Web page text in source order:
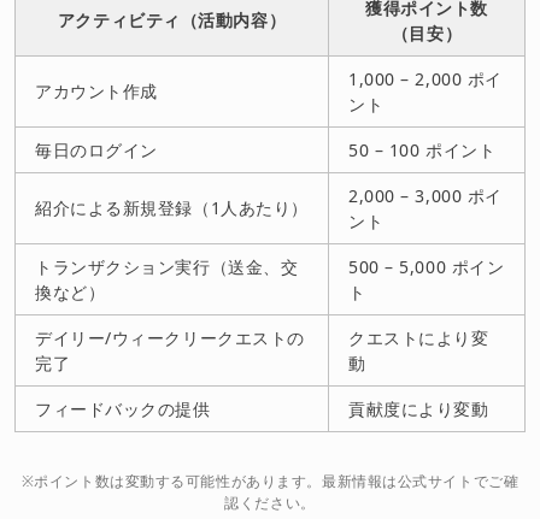
アクティビティ（活動内容）
獲得ポイント数
（目安）
アカウント作成
1,000 – 2,000 ポイ
ント
毎日のログイン
50 – 100 ポイント
紹介による新規登録（1人あたり）
2,000 – 3,000 ポイ
ント
トランザクション実行（送金、交
換など）
500 – 5,000 ポイン
ト
デイリー/ウィークリークエストの
完了
クエストにより変
動
フィードバックの提供
貢献度により変動
※ポイント数は変動する可能性があります。最新情報は公式サイトでご確
認ください。